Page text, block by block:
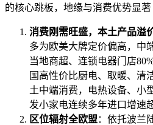
的核心跳板，地缘与消费优势显著
消费刚需旺盛，本土产品溢
多为欧美大牌定价偏高，中
当地商超、连锁电器门店
国高性价比厨电、取暖、清
土中端消费，电热设备、小
发小家电连续多年进口增速
区位辐射全欧盟 ：依托波兰